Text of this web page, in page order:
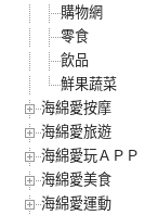
購物網
零食
飲品
鮮果蔬菜
海綿愛按摩
海綿愛旅遊
海綿愛玩ＡＰＰ
海綿愛美食
海綿愛運動